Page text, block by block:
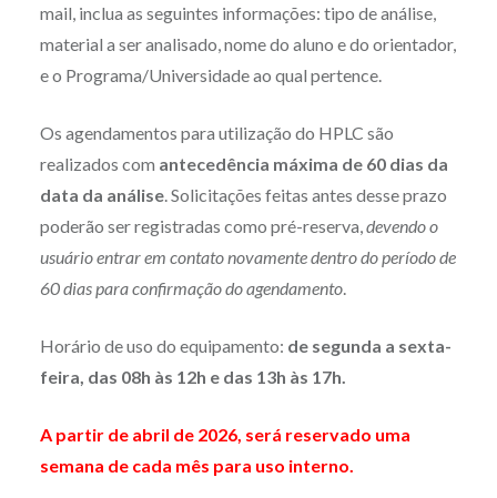
mail, inclua as seguintes informações: tipo de análise,
material a ser analisado, nome do aluno e do orientador,
e o Programa/Universidade ao qual pertence.
Os agendamentos para utilização do HPLC são
realizados com antecedência máxima de 60 dias da
data da análise. Solicitações feitas antes desse prazo
poderão ser registradas como pré-reserva,devendo o
usuário entrar em contato novamente dentro do período de
60 dias para confirmação do agendamento.
Horário de uso do equipamento: de segunda a sexta-
feira, das 08h às 12h e das 13h às 17h.
A partir de abril de 2026, será reservado uma
semana de cada mês para uso interno.